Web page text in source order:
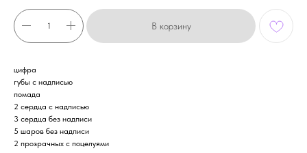
В корзину
цифра
губы с надписью
помада
2 сердца с надписью
3 сердца без надписи
5 шаров без надписи
2 прозрачных с поцелуями